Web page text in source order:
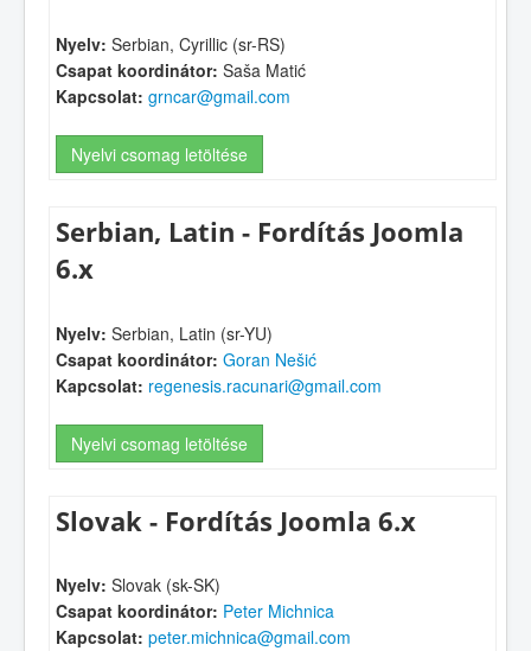
Nyelv: Serbian, Cyrillic (sr-RS)
Csapat koordinátor: Saša Matić
Kapcsolat: grncar@gmail.com
Nyelvi csomag letöltése
Serbian, Latin - Fordítás Joomla
6.x
Nyelv: Serbian, Latin (sr-YU)
Csapat koordinátor: Goran Nešić
Kapcsolat: regenesis.racunari@gmail.com
Nyelvi csomag letöltése
Slovak - Fordítás Joomla 6.x
Nyelv: Slovak (sk-SK)
Csapat koordinátor: Peter Michnica
Kapcsolat: peter.michnica@gmail.com